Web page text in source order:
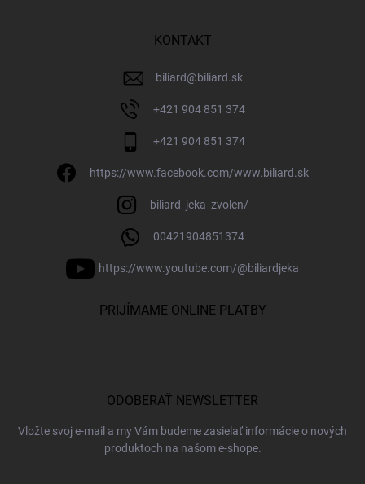
KONTAKT
biliard@biliard.sk
+421 904 851 374
+421 904 851 374
https://www.facebook.com/www.biliard.sk
biliard_jeka_zvolen/
00421904851374
https://www.youtube.com/@biliardjeka
PRIJÍMAME ONLINE PLATBY
ODOBERAŤ NEWSLETTER
Vložte svoj e-mail a my Vám budeme zasielať informácie o nových
produktoch na našom e-shope.